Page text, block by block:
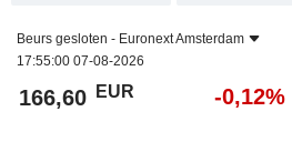
Beurs gesloten - Euronext Amsterdam
17:55:00 07-08-2026
166,60 EUR -0,12%